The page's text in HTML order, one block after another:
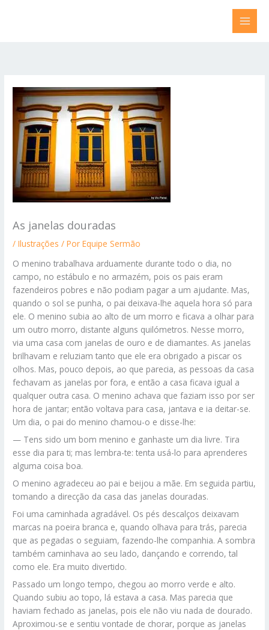
As janelas douradas
/Ilustrações / PorEquipe Sermão
O menino trabalhava arduamente durante todo o dia, no
campo, no estábulo e no armazém, pois os pais eram
fazendeiros pobres e não podiam pagar a um ajudante. Mas,
quando o sol se punha, o pai deixava-lhe aquela hora só para
ele. O menino subia ao alto de um morro e ficava a olhar para
um outro morro, distante alguns quilómetros. Nesse morro,
via uma casa com janelas de ouro e de diamantes. As janelas
brilhavam e reluziam tanto que ele era obrigado a piscar os
olhos. Mas, pouco depois, ao que parecia, as pessoas da casa
fechavam as janelas por fora, e então a casa ficava igual a
qualquer outra casa. O menino achava que faziam isso por ser
hora de jantar; então voltava para casa, jantava e ia deitar-se.
Um dia, o pai do menino chamou-o e disse-lhe:
— Tens sido um bom menino e ganhaste um dia livre. Tira
esse dia para ti; mas lembra-te: tenta usá-lo para aprenderes
alguma coisa boa.
O menino agradeceu ao pai e beijou a mãe. Em seguida partiu,
tomando a direcção da casa das janelas douradas.
Foi uma caminhada agradável. Os pés descalços deixavam
marcas na poeira branca e, quando olhava para trás, parecia
que as pegadas o seguiam, fazendo-lhe companhia. A sombra
também caminhava ao seu lado, dançando e correndo, tal
como ele. Era muito divertido.
Passado um longo tempo, chegou ao morro verde e alto.
Quando subiu ao topo, lá estava a casa. Mas parecia que
haviam fechado as janelas, pois ele não viu nada de dourado.
Aproximou-se e sentiu vontade de chorar, porque as janelas